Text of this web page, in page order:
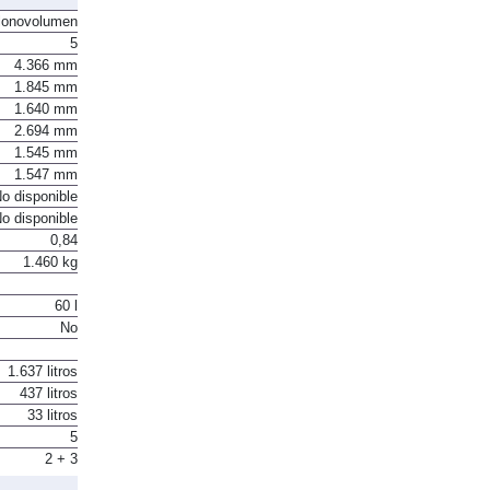
5
4.366 mm
1.845 mm
1.640 mm
2.694 mm
1.545 mm
1.547 mm
disponible
disponible
0,84
1.460 kg
60 l
No
1.637 litros
437 litros
33 litros
5
2 + 3